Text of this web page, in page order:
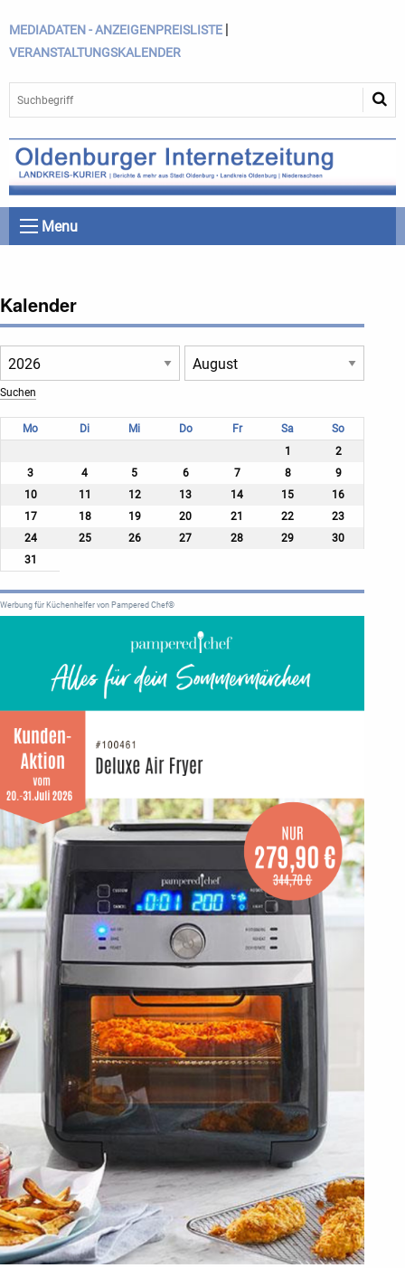
MEDIADATEN - ANZEIGENPREISLISTE |
VERANSTALTUNGSKALENDER
Menu
Kalender
Mo Di Mi Do Fr Sa
So
1
2
3
4 5 6 7 8
9
10
11 12 13 14 15
16
17
18 19 20 21 22
23
24
25 26 27 28 29
30
31
Werbung für Küchenhelfer von Pampered Chef®